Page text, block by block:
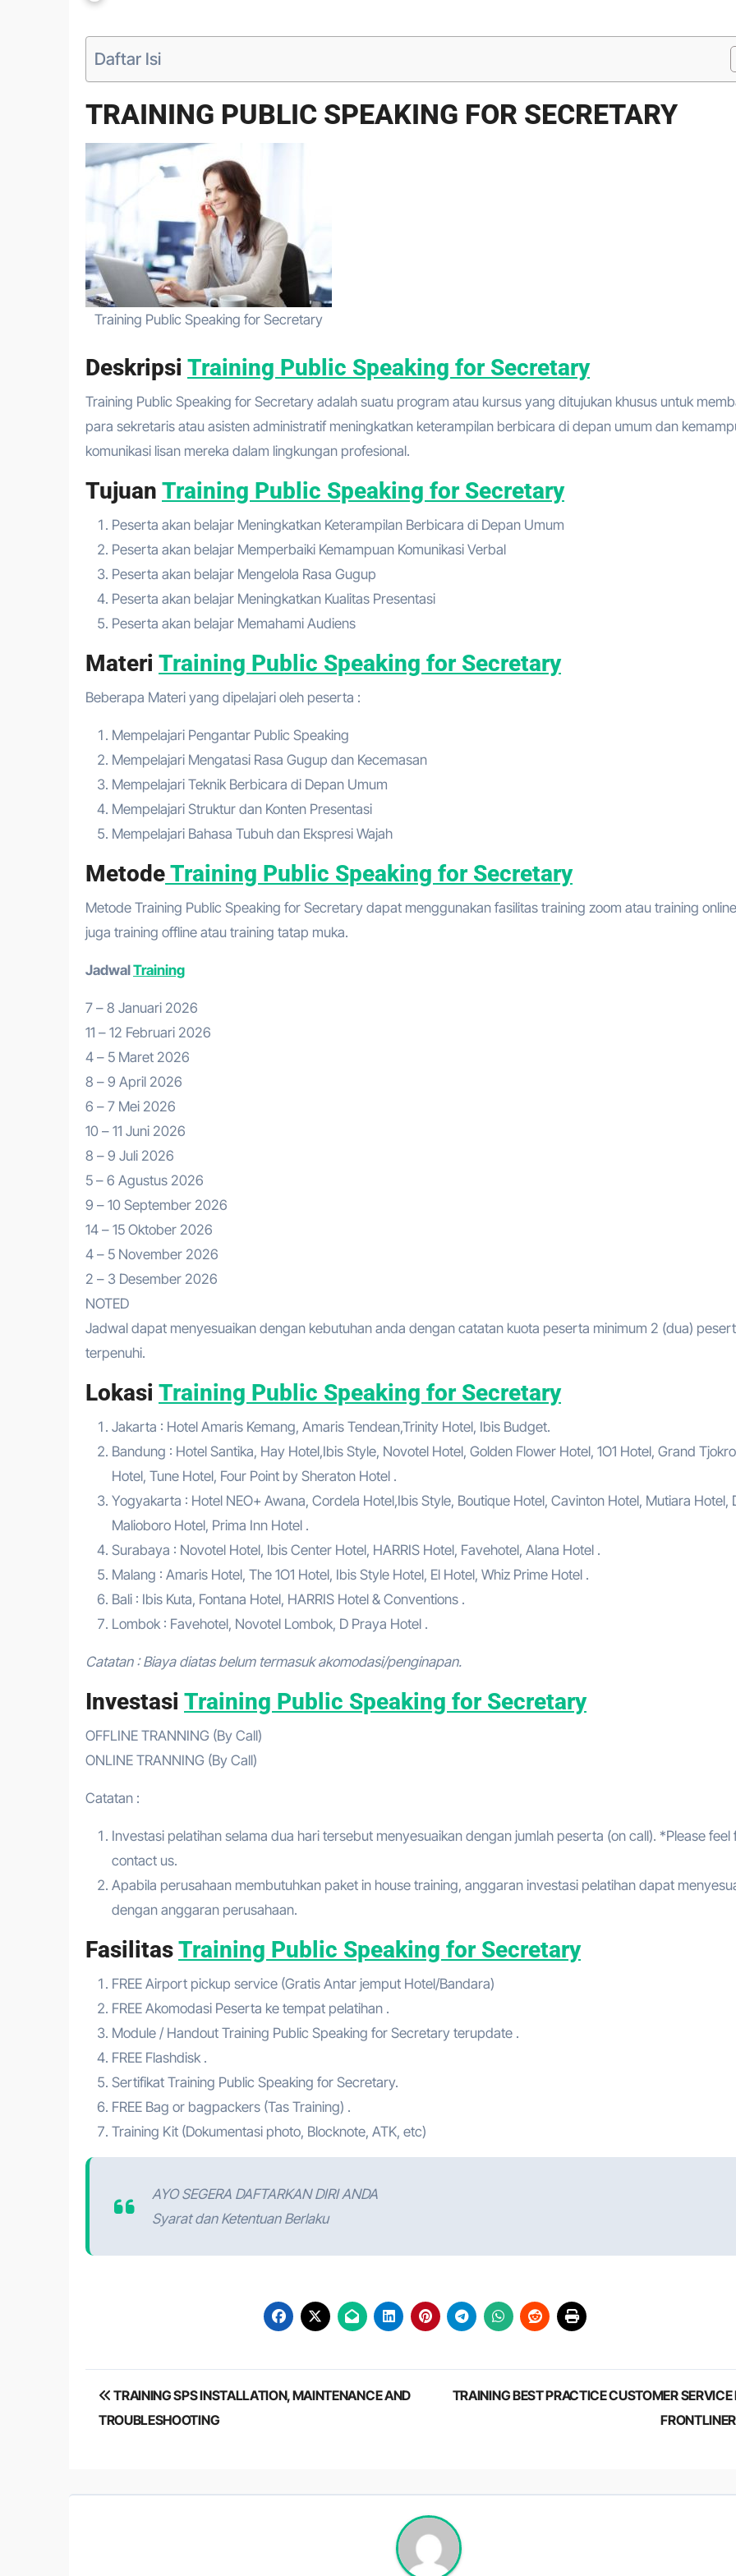
Daftar Isi
TRAINING PUBLIC SPEAKING FOR SECRETARY
Training Public Speaking for Secretary
Deskripsi Training Public Speaking for Secretary
Training Public Speaking for Secretary adalah suatu program atau kursus yang ditujukan khusus untuk membantu
para sekretaris atau asisten administratif meningkatkan keterampilan berbicara di depan umum dan
komunikasi lisan mereka dalam lingkungan profesional.
Tujuan Training Public Speaking for Secretary
Peserta akan belajar Meningkatkan Keterampilan Berbicara di Depan Umum
Peserta akan belajar Memperbaiki Kemampuan Komunikasi Verbal
Peserta akan belajar Mengelola Rasa Gugup
Peserta akan belajar Meningkatkan Kualitas Presentasi
Peserta akan belajar Memahami Audiens
Materi Training Public Speaking for Secretary
Beberapa Materi yang dipelajari oleh peserta :
Mempelajari Pengantar Public Speaking
Mempelajari Mengatasi Rasa Gugup dan Kecemasan
Mempelajari Teknik Berbicara di Depan Umum
Mempelajari Struktur dan Konten Presentasi
Mempelajari Bahasa Tubuh dan Ekspresi Wajah
MetodeTraining Public Speaking for Secretary
Metode Training Public Speaking for Secretary dapat menggunakan fasilitas training zoom atau training
juga training offline atau training tatap muka.
JadwalTraining
7 – 8 Januari 2026
11 – 12 Februari 2026
4 – 5 Maret 2026
8 – 9 April 2026
6 – 7 Mei 2026
10 – 11 Juni 2026
8 – 9 Juli 2026
5 – 6 Agustus 2026
9 – 10 September 2026
14 – 15 Oktober 2026
4 – 5 November 2026
2 – 3 Desember 2026
NOTED
Jadwal dapat menyesuaikan dengan kebutuhan anda dengan catatan kuota peserta minimum 2 (dua)
terpenuhi.
Lokasi Training Public Speaking for Secretary
Jakarta : Hotel Amaris Kemang, Amaris Tendean,Trinity Hotel, Ibis Budget.
Bandung : Hotel Santika, Hay Hotel,Ibis Style, Novotel Hotel, Golden Flower Hotel, 1O1 Hotel, Grand Tjokro
Hotel, Tune Hotel, Four Point by Sheraton Hotel .
Yogyakarta : Hotel NEO+ Awana, Cordela Hotel,Ibis Style, Boutique Hotel, Cavinton Hotel, Mutiara Hotel,
Malioboro Hotel, Prima Inn Hotel .
Surabaya : Novotel Hotel, Ibis Center Hotel, HARRIS Hotel, Favehotel, Alana Hotel .
Malang : Amaris Hotel, The 1O1 Hotel, Ibis Style Hotel, El Hotel, Whiz Prime Hotel .
Bali : Ibis Kuta, Fontana Hotel, HARRIS Hotel & Conventions .
Lombok : Favehotel, Novotel Lombok, D Praya Hotel .
Catatan : Biaya diatas belum termasuk akomodasi/penginapan.
Investasi Training Public Speaking for Secretary
OFFLINE TRANNING (By Call)
ONLINE TRANNING (By Call)
Catatan :
Investasi pelatihan selama dua hari tersebut menyesuaikan dengan jumlah peserta (on call). *Please feel
contact us.
Apabila perusahaan membutuhkan paket in house training, anggaran investasi pelatihan dapat
dengan anggaran perusahaan.
FasilitasTraining Public Speaking for Secretary
FREE Airport pickup service (Gratis Antar jemput Hotel/Bandara)
FREE Akomodasi Peserta ke tempat pelatihan .
Module / Handout Training Public Speaking for Secretary terupdate .
FREE Flashdisk .
Sertifikat Training Public Speaking for Secretary.
FREE Bag or bagpackers (Tas Training) .
Training Kit (Dokumentasi photo, Blocknote, ATK, etc)
AYO SEGERA DAFTARKAN DIRI ANDA
Syarat dan Ketentuan Berlaku
Post
navigation
TRAINING SPS INSTALLATION, MAINTENANCE AND
TROUBLESHOOTING
TRAINING BEST PRACTICE CUSTOMER SERVICE